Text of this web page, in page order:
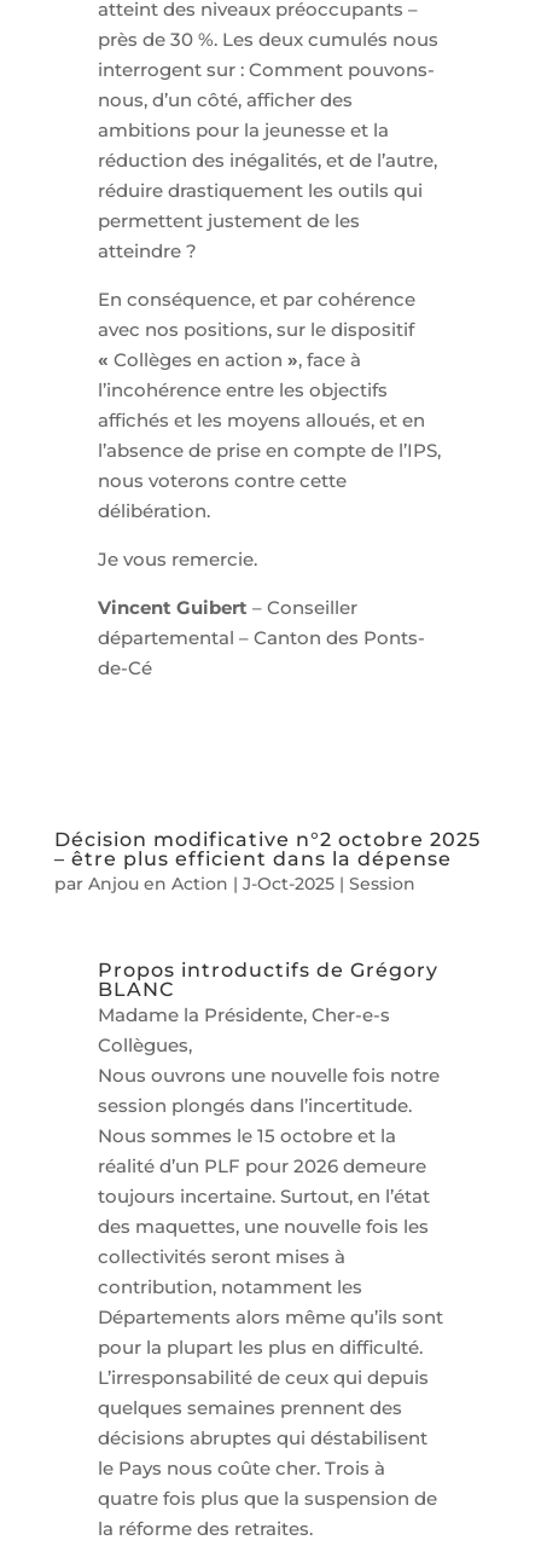
atteint des niveaux préoccupants –
près de 30 %. Les deux cumulés nous
interrogent sur : Comment pouvons-
nous, d’un côté, afficher des
ambitions pour la jeunesse et la
réduction des inégalités, et de l’autre,
réduire drastiquement les outils qui
permettent justement de les
atteindre ?
En conséquence, et par cohérence
avec nos positions, sur le dispositif
« Collèges en action », face à
l’incohérence entre les objectifs
affichés et les moyens alloués, et en
l’absence de prise en compte de l’IPS,
nous voterons contre cette
délibération.
Je vous remercie.
Vincent Guibert – Conseiller
départemental – Canton des Ponts-
de-Cé
Décision modificative n°2 octobre 2025
– être plus efficient dans la dépense
par Anjou en Action | J-Oct-2025| Session
Propos introductifs de Grégory
BLANC
Madame la Présidente, Cher-e-s
Collègues,
Nous ouvrons une nouvelle fois notre
session plongés dans l’incertitude.
Nous sommes le 15 octobre et la
réalité d’un PLF pour 2026 demeure
toujours incertaine. Surtout, en l’état
des maquettes, une nouvelle fois les
collectivités seront mises à
contribution, notamment les
Départements alors même qu’ils sont
pour la plupart les plus en difficulté.
L’irresponsabilité de ceux qui depuis
quelques semaines prennent des
décisions abruptes qui déstabilisent
le Pays nous coûte cher. Trois à
quatre fois plus que la suspension de
la réforme des retraites.